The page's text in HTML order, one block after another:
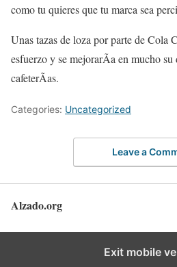
como tu quieres que tu marca sea
Unas tazas de loza por parte de Cola
esfuerzo y se mejorarÃ­a en mucho su
cafeterÃ­as.
Categories: Uncategorized
Leave a
Alzado.org
Exit mobile